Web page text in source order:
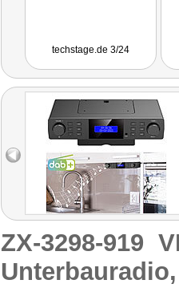
techstage.de 3/24
ZX-3298-919